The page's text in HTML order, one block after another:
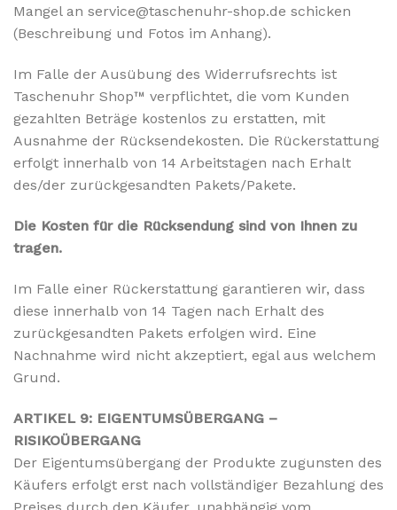
Mangel an service@taschenuhr-shop.de schicken
(Beschreibung und Fotos im Anhang).
Im Falle der Ausübung des Widerrufsrechts ist
Taschenuhr Shop™ verpflichtet, die vom Kunden
gezahlten Beträge kostenlos zu erstatten, mit
Ausnahme der Rücksendekosten. Die Rückerstattung
erfolgt innerhalb von 14 Arbeitstagen nach Erhalt
des/der zurückgesandten Pakets/Pakete.
Die Kosten für die Rücksendung sind von Ihnen zu
tragen.
Im Falle einer Rückerstattung garantieren wir, dass
diese innerhalb von 14 Tagen nach Erhalt des
zurückgesandten Pakets erfolgen wird. Eine
Nachnahme wird nicht akzeptiert, egal aus welchem
Grund.
ARTIKEL 9: EIGENTUMSÜBERGANG –
RISIKOÜBERGANG
Der Eigentumsübergang der Produkte zugunsten des
Käufers erfolgt erst nach vollständiger Bezahlung des
Preises durch den Käufer, unabhängig vom